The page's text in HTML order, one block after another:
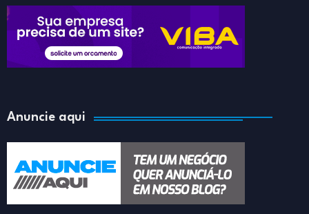
Anuncie aqui